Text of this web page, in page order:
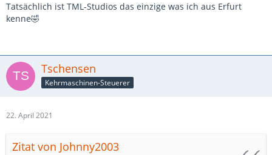
Tatsächlich ist TML-Studios das einzige was ich aus Erfurt
kenne🤣
Tschensen
Kehrmaschinen-Steuerer
22. April 2021
Zitat von Johnny2003